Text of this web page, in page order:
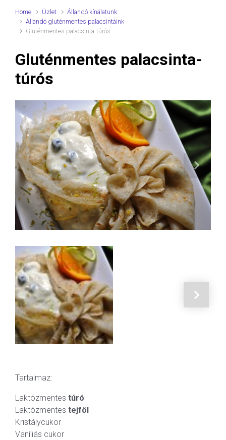
Home Üzlet
Állandó kínálatunk
Állandó gluténmentes palacsintáink
Gluténmentes palacsinta-túrós
Gluténmentes palacsinta-
túrós
Next
Tartalmaz:
Laktózmentes túró
Laktózmentes tejföl
Kristálycukor
Vaníliás cukor